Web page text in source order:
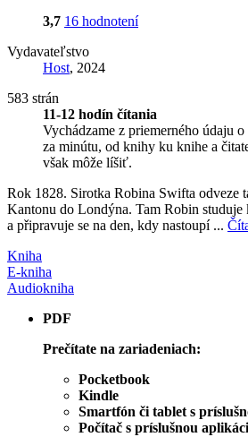
3,7 16 hodnotení
Vydavateľstvo
Host, 2024
583 strán
11-12 hodín čítania
Vychádzame z priemerného údaju
za minútu, od knihy ku knihe a
však môže líšiť.
Rok 1828. Sirotka Robina Swifta odveze
Kantonu do Londýna. Tam Robin studuje
a připravuje se na den, kdy nastoupí ...
Kniha
E-kniha
Audiokniha
PDF
Prečítate na zariadeniach:
Pocketbook
Kindle
Smartfón či tablet s
Počítač s príslušnou